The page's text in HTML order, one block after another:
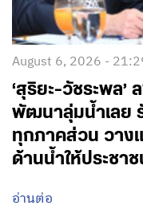
August 6, 2026 -
‘สุริยะ-วัชระพล’
พัฒนาลุ่มน้ำเลย
ทุกภาคส่วน วาง
ด้านน้ำให้ประชา
อ่านต่อ